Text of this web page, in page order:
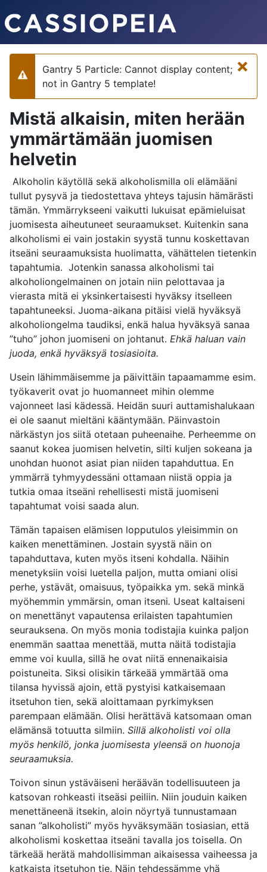
×
Varoitus
Gantry 5 Particle: Cannot display content;
not in Gantry 5 template!
Mistä alkaisin, miten herään
ymmärtämään juomisen
helvetin
Alkoholin käytöllä sekä alkoholismilla oli elämääni
tullut pysyvä ja tiedostettava yhteys tajusin hämärästi
tämän. Ymmärrykseeni vaikutti lukuisat epämieluisat
juomisesta aiheutuneet seuraamukset. Kuitenkin sana
alkoholismi ei vain jostakin syystä tunnu koskettavan
itseäni seuraamuksista huolimatta, vähättelen tietenkin
tapahtumia. Jotenkin sanassa alkoholismi tai
alkoholiongelmainen on jotain niin pelottavaa ja
vierasta mitä ei yksinkertaisesti hyväksy itselleen
tapahtuneeksi. Juoma-aikana pitäisi vielä hyväksyä
alkoholiongelma taudiksi, enkä halua hyväksyä sanaa
”tuho” johon juomiseni on johtanut. Ehkä haluan vain
juoda, enkä hyväksyä tosiasioita.
Usein lähimmäisemme ja päivittäin tapaamamme esim.
työkaverit ovat jo huomanneet mihin olemme
vajonneet lasi kädessä. Heidän suuri auttamishalukaan
ei ole saanut mieltäni kääntymään. Päinvastoin
närkästyn jos siitä otetaan puheenaihe. Perheemme on
saanut kokea juomisen helvetin, silti kuljen sokeana ja
unohdan huonot asiat pian niiden tapahduttua. En
ymmärrä tyhmyydessäni ottamaan niistä oppia ja
tutkia omaa itseäni rehellisesti mistä juomiseni
tapahtumat voisi saada alun.
Tämän tapaisen elämisen lopputulos yleisimmin on
kaiken menettäminen. Jostain syystä näin on
tapahduttava, kuten myös itseni kohdalla. Näihin
menetyksiin voisi luetella paljon, mutta omiani olisi
perhe, ystävät, omaisuus, työpaikka ym. sekä minkä
myöhemmin ymmärsin, oman itseni. Useat kaltaiseni
on menettänyt vapautensa erilaisten tapahtumien
seurauksena. On myös monia todistajia kuinka paljon
enemmän saattaa menettää, mutta näitä todistajia
emme voi kuulla, sillä he ovat niitä ennenaikaisia
poistuneita. Siksi olisikin tärkeää ymmärtää oma
tilansa hyvissä ajoin, että pystyisi katkaisemaan
itsetuhon tien, sekä aloittamaan pyrkimyksen
parempaan elämään. Olisi herättävä katsomaan oman
elämänsä totuutta silmiin. Sillä alkoholisti voi olla
myös henkilö, jonka juomisesta yleensä on huonoja
seuraamuksia.
Toivon sinun ystäväiseni heräävän todellisuuteen ja
katsovan rohkeasti itseäsi peiliin. Niin jouduin kaiken
menettäneenä itsekin, aloin nöyrtyä tunnustamaan
sanan ”alkoholisti” myös hyväksymään tosiasian, että
alkoholismi koskettaa itseäni tavalla jos toisella. On
tärkeää herätä mahdollisimman aikaisessa vaiheessa ja
katkaista itsetuhon tie. Näin tehdessämme yhä